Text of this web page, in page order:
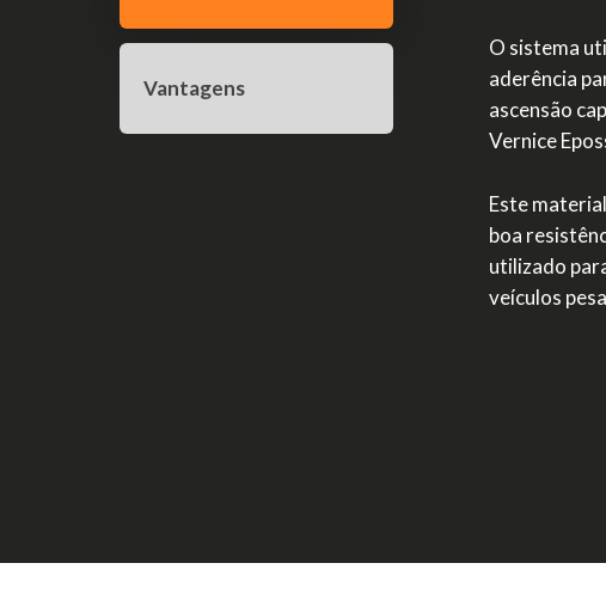
Vantagens
O sistema
aderência
ascensão
Vernice
Este
boa
utilizado
veículos